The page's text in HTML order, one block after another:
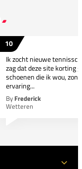
10
Ik zocht nieuwe
zag dat deze site korting
schoenen die ik wou,
ervaring...
By Frederick
Wetteren